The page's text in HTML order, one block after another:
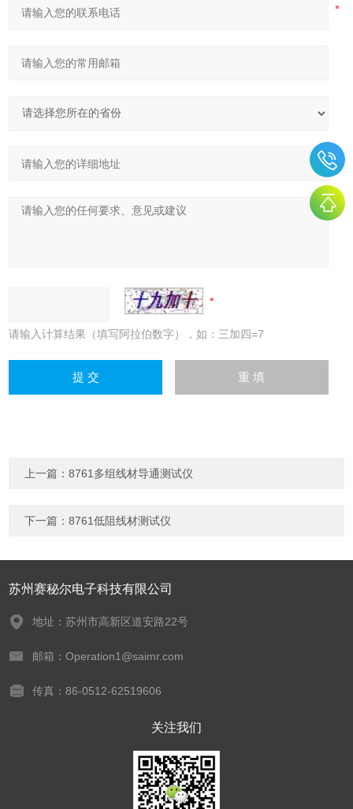
请输入计算结果（填写阿拉伯数字），如：三加四=7
上一篇：8761多组线材导通测试仪
下一篇：8761低阻线材测试仪
苏州赛秘尔电子科技有限公司
地址：苏州市高新区道安路22号
邮箱：Operation1@saimr.com
传真：86-0512-62519606
关注我们